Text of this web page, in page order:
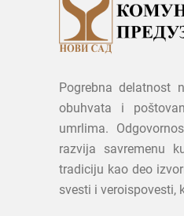
Pogrebna delatnost
obuhvata i
umrlima.
razvija savremenu
tradiciju kao deo
svesti i veroispovesti,